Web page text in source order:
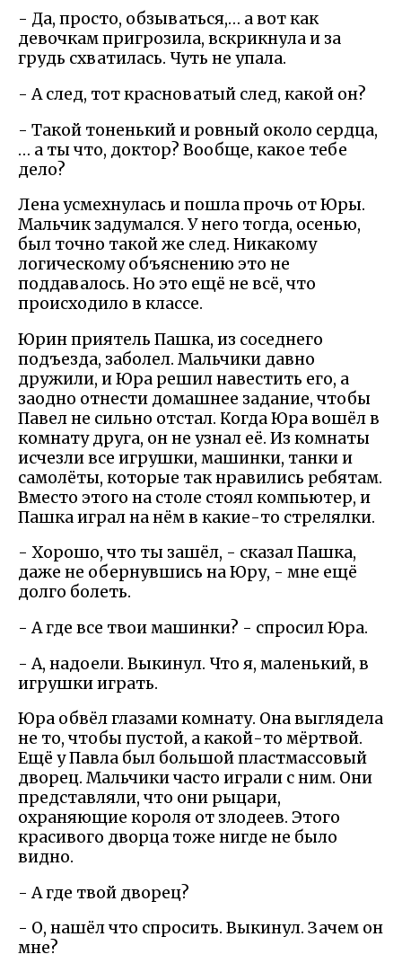
- Да, просто, обзываться,… а вот как
девочкам пригрозила, вскрикнула и за
грудь схватилась. Чуть не упала.
- А след, тот красноватый след, какой он?
- Такой тоненький и ровный около сердца,
… а ты что, доктор? Вообще, какое тебе
дело?
Лена усмехнулась и пошла прочь от Юры.
Мальчик задумался. У него тогда, осенью,
был точно такой же след. Никакому
логическому объяснению это не
поддавалось. Но это ещё не всё, что
происходило в классе.
Юрин приятель Пашка, из соседнего
подъезда, заболел. Мальчики давно
дружили, и Юра решил навестить его, а
заодно отнести домашнее задание, чтобы
Павел не сильно отстал. Когда Юра вошёл в
комнату друга, он не узнал её. Из комнаты
исчезли все игрушки, машинки, танки и
самолёты, которые так нравились ребятам.
Вместо этого на столе стоял компьютер, и
Пашка играл на нём в какие-то стрелялки.
- Хорошо, что ты зашёл, - сказал Пашка,
даже не обернувшись на Юру, - мне ещё
долго болеть.
- А где все твои машинки? - спросил Юра.
- А, надоели. Выкинул. Что я, маленький, в
игрушки играть.
Юра обвёл глазами комнату. Она выглядела
не то, чтобы пустой, а какой-то мёртвой.
Ещё у Павла был большой пластмассовый
дворец. Мальчики часто играли с ним. Они
представляли, что они рыцари,
охраняющие короля от злодеев. Этого
красивого дворца тоже нигде не было
видно.
- А где твой дворец?
- О, нашёл что спросить. Выкинул. Зачем он
мне?